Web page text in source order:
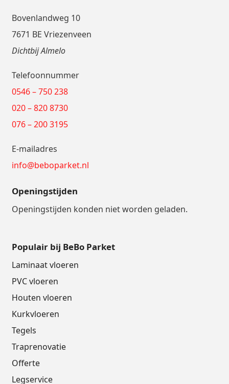
Bovenlandweg 10
7671 BE Vriezenveen
Dichtbij Almelo
Telefoonnummer
0546 – 750 238
020 – 820 8730
076 – 200 3195
E-mailadres
info@beboparket.nl
Openingstijden
Openingstijden konden niet worden geladen.
Populair bij BeBo Parket
Laminaat vloeren
PVC vloeren
Houten vloeren
Kurkvloeren
Tegels
Traprenovatie
Offerte
Legservice